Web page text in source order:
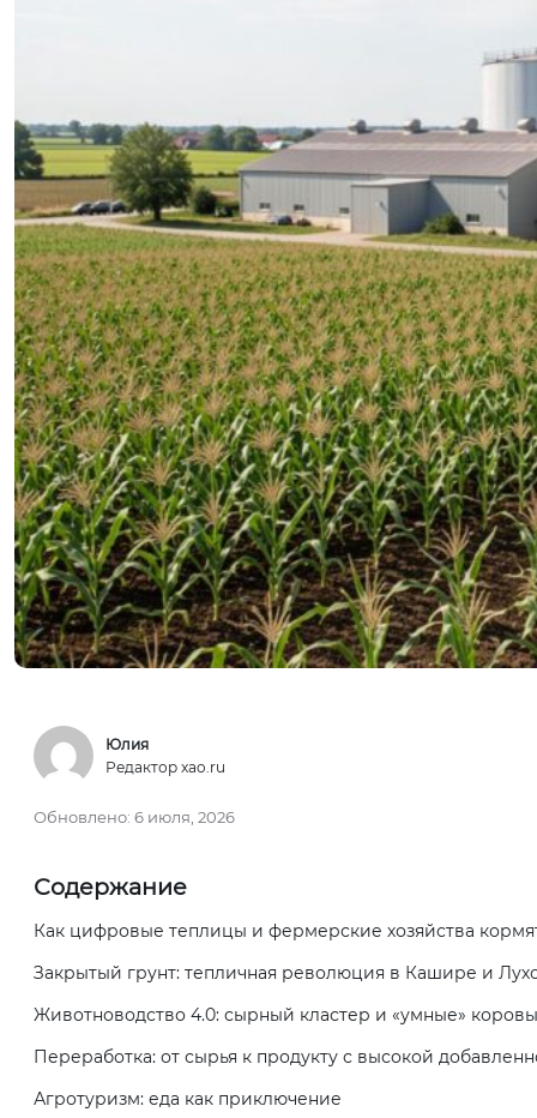
Юлия
Редактор xao.ru
Обновлено: 6 июля, 2026
Содержание
Как цифровые теплицы и фермерские хозяйства
Закрытый грунт: тепличная революция в Кашире и
Животноводство 4.0: сырный кластер и «умные» коровы
Переработка: от сырья к продукту с высокой
Агротуризм: еда как приключение